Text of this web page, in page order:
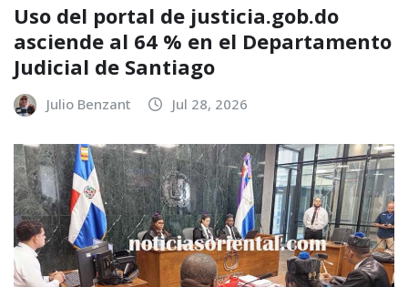
Uso del portal de justicia.gob.do
asciende al 64 % en el Departamento
Judicial de Santiago
Julio Benzant Jul 28, 2026